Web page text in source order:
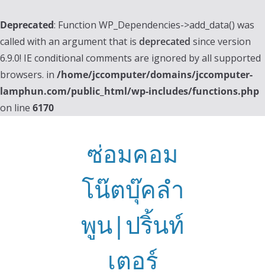
Deprecated: Function WP_Dependencies->add_data() was
called with an argument that is deprecated since version
6.9.0! IE conditional comments are ignored by all supported
browsers. in /home/jccomputer/domains/jccomputer-
lamphun.com/public_html/wp-includes/functions.php
on line 6170
ซ่อมคอม
โน๊ตบุ๊คลำ
พูน|ปริ้นท์
เตอร์